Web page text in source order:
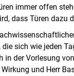
immer offen
dass Türen dazu
sich wie jeden
der Vorlesung
und Herr